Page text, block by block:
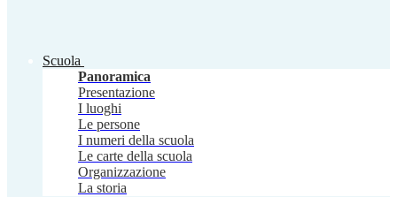
Scuola
Panoramica
Presentazione
I luoghi
Le persone
I numeri della scuola
Le carte della scuola
Organizzazione
La storia